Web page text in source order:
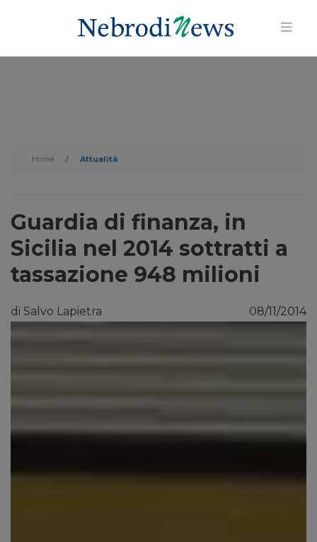
Home / Attualità
Guardia di finanza, in
Sicilia nel 2014 sottratti a
tassazione 948 milioni
di Salvo Lapietra 08/11/2014